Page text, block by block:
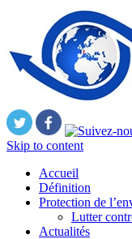
Skip to content
Accueil
Définition
Protection de
Lutter
Actualités